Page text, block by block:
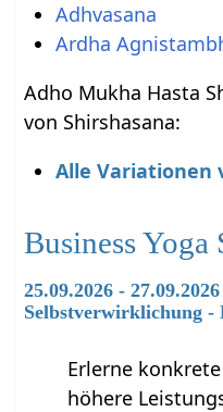
Adhvasana
Ardha
Adho Mukha Hasta
von Shirshasana:
Alle Variationen
Business Yoga
25.09.2026 -
Selbstverwirklichung -
Erlerne
höhere